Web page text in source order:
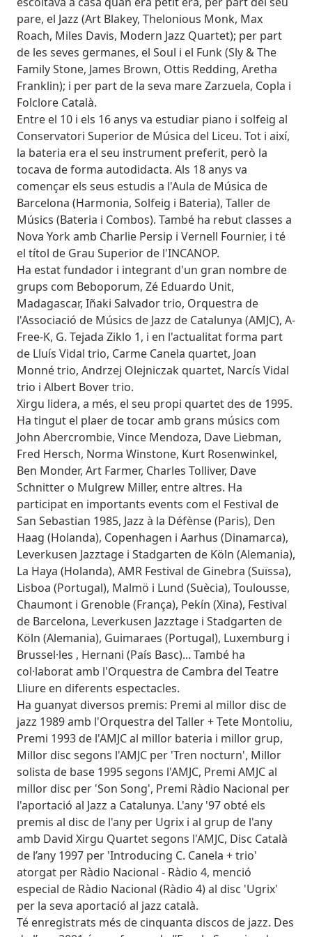
pare, el Jazz (Art Blakey, Thelonious Monk, Max
Roach, Miles Davis, Modern Jazz Quartet); per part
de les seves germanes, el Soul i el Funk (Sly & The
Family Stone, James Brown, Ottis Redding, Aretha
Franklin); i per part de la seva mare Zarzuela, Copla i
Folclore Català.
Entre el 10 i els 16 anys va estudiar piano i solfeig al
Conservatori Superior de Música del Liceu. Tot i així,
la bateria era el seu instrument preferit, però la
tocava de forma autodidacta. Als 18 anys va
començar els seus estudis a l'Aula de Música de
Barcelona (Harmonia, Solfeig i Bateria), Taller de
Músics (Bateria i Combos). També ha rebut classes a
Nova York amb Charlie Persip i Vernell Fournier, i té
el títol de Grau Superior de l'INCANOP.
Ha estat fundador i integrant d'un gran nombre de
grups com Beboporum, Zé Eduardo Unit,
Madagascar, Iñaki Salvador trio, Orquestra de
l'Associació de Músics de Jazz de Catalunya (AMJC), A-
Free-K, G. Tejada Ziklo 1, i en l'actualitat forma part
de Lluís Vidal trio, Carme Canela quartet, Joan
Monné trio, Andrzej Olejniczak quartet, Narcís Vidal
trio i Albert Bover trio.
Xirgu lidera, a més, el seu propi quartet des de 1995.
Ha tingut el plaer de tocar amb grans músics com
John Abercrombie, Vince Mendoza, Dave Liebman,
Fred Hersch, Norma Winstone, Kurt Rosenwinkel,
Ben Monder, Art Farmer, Charles Tolliver, Dave
Schnitter o Mulgrew Miller, entre altres. Ha
participat en importants events com el Festival de
San Sebastian 1985, Jazz à la Défènse (Paris), Den
Haag (Holanda), Copenhagen i Aarhus (Dinamarca),
Leverkusen Jazztage i Stadgarten de Köln (Alemania),
La Haya (Holanda), AMR Festival de Ginebra (Suïssa),
Lisboa (Portugal), Malmö i Lund (Suècia), Toulousse,
Chaumont i Grenoble (França), Pekín (Xina), Festival
de Barcelona, Leverkusen Jazztage i Stadgarten de
Köln (Alemania), Guimaraes (Portugal), Luxemburg i
Brussel·les , Hernani (País Basc)... També ha
col·laborat amb l'Orquestra de Cambra del Teatre
Lliure en diferents espectacles.
Ha guanyat diversos premis: Premi al millor disc de
jazz 1989 amb l'Orquestra del Taller + Tete Montoliu,
Premi 1993 de l'AMJC al millor bateria i millor grup,
Millor disc segons l'AMJC per 'Tren nocturn', Millor
solista de base 1995 segons l'AMJC, Premi AMJC al
millor disc per 'Son Song', Premi Ràdio Nacional per
l'aportació al Jazz a Catalunya. L'any '97 obté els
premis al disc de l'any per Ugrix i al grup de l'any
amb David Xirgu Quartet segons l'AMJC, Disc Català
de l’any 1997 per 'Introducing C. Canela + trio'
atorgat per Ràdio Nacional - Ràdio 4, menció
especial de Ràdio Nacional (Ràdio 4) al disc 'Ugrix'
per la seva aportació al jazz català.
Té enregistrats més de cinquanta discos de jazz. Des